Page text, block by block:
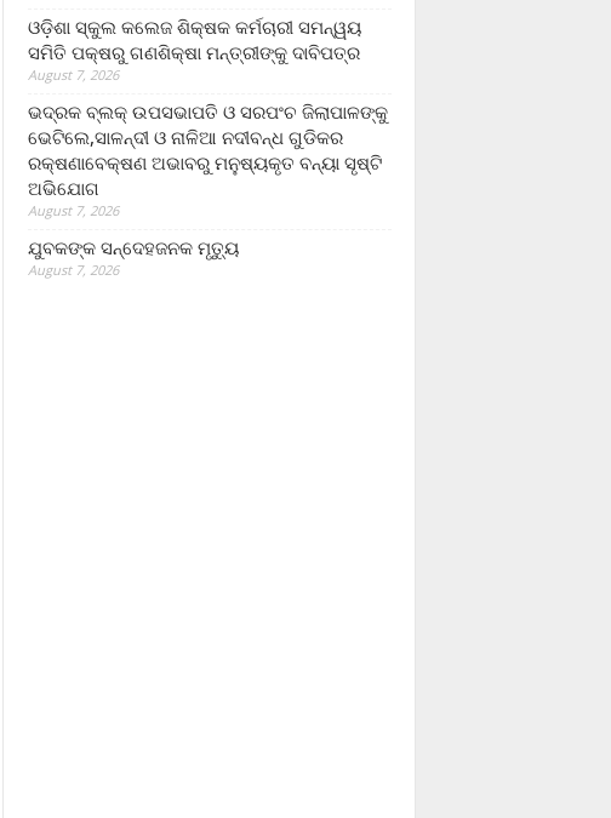
ଓଡ଼ିଶା ସ୍କୁଲ କଲେଜ ଶିକ୍ଷକ କର୍ମଚାରୀ ସମନ୍ୱୟ
ସମିତି ପକ୍ଷରୁ ଗଣଶିକ୍ଷା ମନ୍ତ୍ରୀଙ୍କୁ ଦାବିପତ୍ର
August 7, 2026
ଭଦ୍ରକ ବ୍ଲକ୍ ଉପସଭାପତି ଓ ସରପଂଚ ଜିଲାପାଳଙ୍କୁ
ଭେଟିଲେ,ସାଳନ୍ଦୀ ଓ ନାଳିଆ ନଦୀବନ୍ଧ ଗୁଡିକର
ରକ୍ଷଣାବେକ୍ଷଣ ଅଭାବରୁ ମନୁଷ୍ୟକୃତ ବନ୍ୟା ସୃଷ୍ଟି
ଅଭିଯୋଗ
August 7, 2026
ଯୁବକଙ୍କ ସନ୍ଦେହଜନକ ମୃତ୍ୟୁ
August 7, 2026